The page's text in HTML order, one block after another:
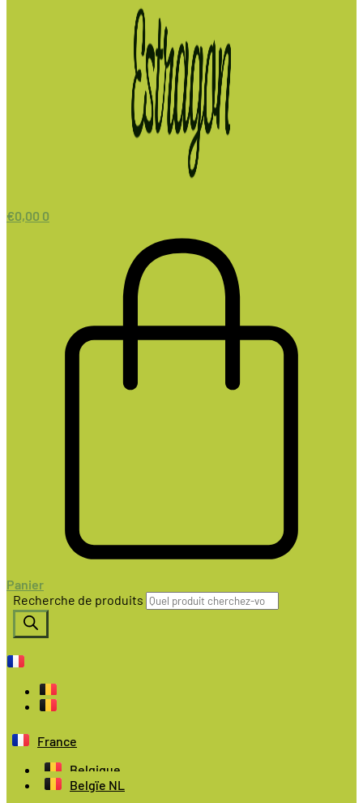
€0,00 0
Panier
Recherche de produits
France
Belgique
Belgïe NL